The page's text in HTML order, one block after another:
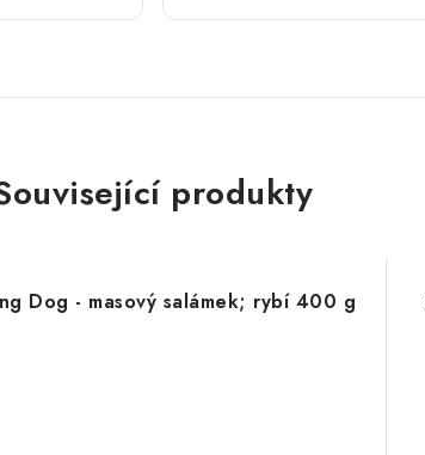
produkty
Dog - masový salámek; rybí 400 g